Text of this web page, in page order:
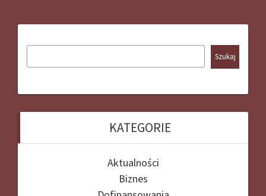
Szukaj
KATEGORIE
Aktualności
Biznes